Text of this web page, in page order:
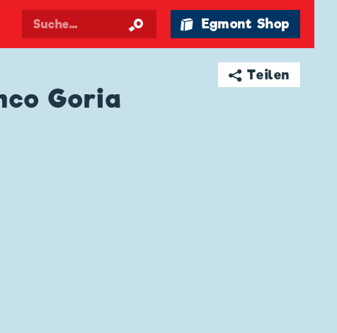
🛍 Egmont Shop
➦ Teilen
Goria